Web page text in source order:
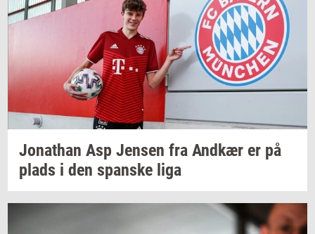
Jo­nat­han Asp Jen­sen fra And­kær er på
plads i den span­ske liga